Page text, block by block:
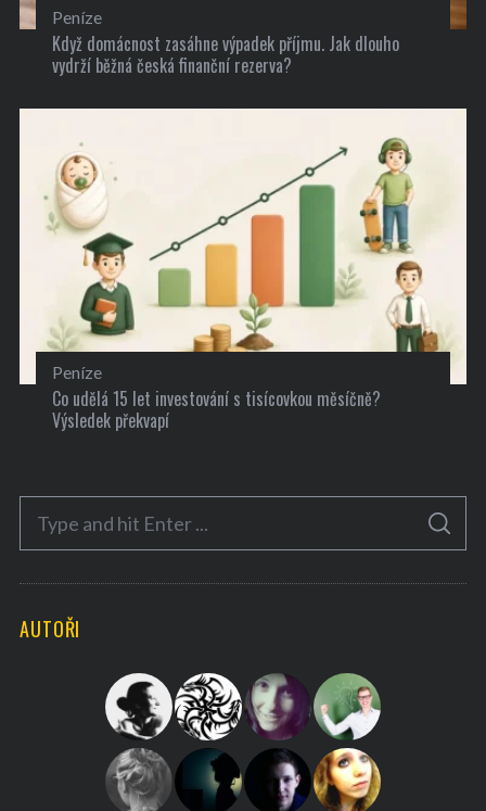
Peníze
Když domácnost zasáhne výpadek příjmu. Jak dlouho
vydrží běžná česká finanční rezerva?
Peníze
Co udělá 15 let investování s tisícovkou měsíčně?
Výsledek překvapí
c
S
A
C
AUTOŘI